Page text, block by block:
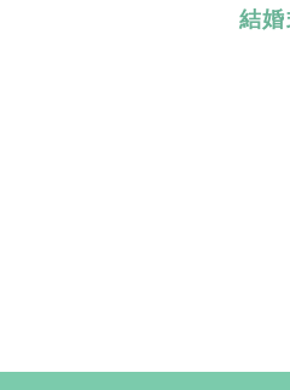
結